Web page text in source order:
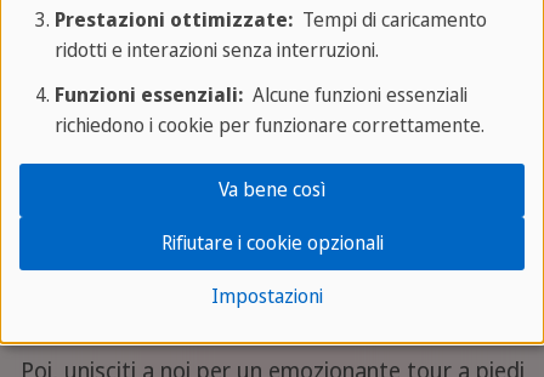
Inizia la tua avventura irlandese incontrando i tuoi
compagni di viaggio all'aeroporto e volando
insieme verso la vibrante città di Dublino. All'arrivo,
ti aiuteremo a sistemarti e a muovere i primi passi
in questo affascinante paese, assicurandoti di
sentirti come a casa.
Prestazioni ottimizzate:Tempi di caricamento
ridotti e interazioni senza interruzioni.
Funzioni essenziali:Alcune funzioni essenziali
richiedono i cookie per funzionare correttamente.
Impostazioni
Rifiutare i cookie opzionali
Va bene così